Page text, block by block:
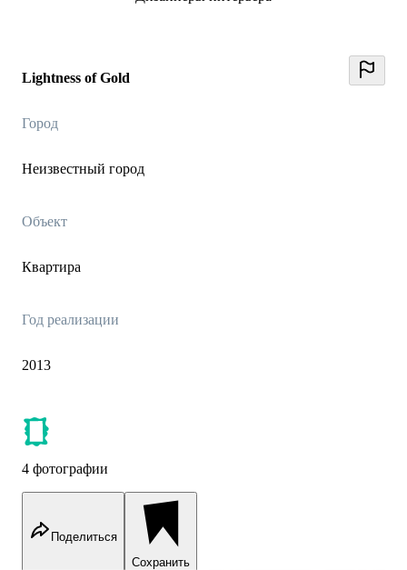
Lightness of Gold
Город
Неизвестный город
Объект
Квартира
Год реализации
2013
4 фотографии
Поделиться
Сохранить